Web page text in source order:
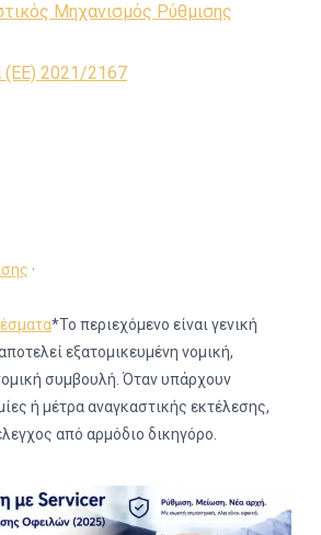
Μηχανισμός Ρύθμισης
(ΕΕ) 2021/2167
·
*Το περιεχόμενο είναι γενική
εξατομικευμένη νομική,
συμβουλή. Όταν υπάρχουν
ή μέτρα αναγκαστικής εκτέλεσης,
από αρμόδιο δικηγόρο.